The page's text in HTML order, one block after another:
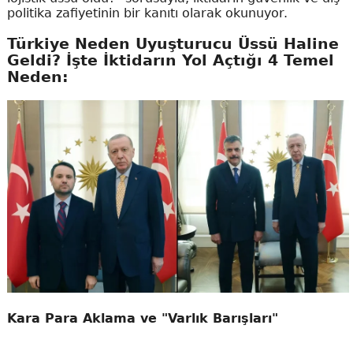
politika zafiyetinin bir kanıtı olarak okunuyor.
Türkiye Neden Uyuşturucu Üssü Haline
Geldi? İşte İktidarın Yol Açtığı 4 Temel
Neden:
Kara Para Aklama ve "Varlık Barışları"